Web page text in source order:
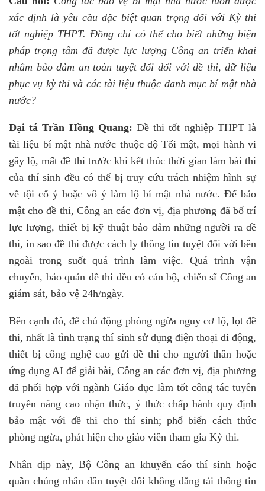
xác định là yêu cầu đặc biệt quan trọng đối với Kỳ thi
tốt nghiệp THPT. Đồng chí có thể cho biết những biện
pháp trọng tâm đã được lực lượng Công an triển khai
nhằm bảo đảm an toàn tuyệt đối đối với đề thi, dữ liệu
phục vụ kỳ thi và các tài liệu thuộc danh mục bí mật nhà
nước?
Đại tá Trần Hồng Quang: Đề thi tốt nghiệp THPT là
tài liệu bí mật nhà nước thuộc độ Tối mật, mọi hành vi
gây lộ, mất đề thi trước khi kết thúc thời gian làm bài thi
của thí sinh đều có thể bị truy cứu trách nhiệm hình sự
về tội cố ý hoặc vô ý làm lộ bí mật nhà nước. Để bảo
mật cho đề thi, Công an các đơn vị, địa phương đã bố trí
lực lượng, thiết bị kỹ thuật bảo đảm những người ra đề
thi, in sao đề thi được cách ly thông tin tuyệt đối với bên
ngoài trong suốt quá trình làm việc. Quá trình vận
chuyển, bảo quản đề thi đều có cán bộ, chiến sĩ Công an
giám sát, bảo vệ 24h/ngày.
Bên cạnh đó, để chủ động phòng ngừa nguy cơ lộ, lọt đề
thi, nhất là tình trạng thí sinh sử dụng điện thoại di động,
thiết bị công nghệ cao gửi đề thi cho người thân hoặc
ứng dụng AI để giải bài, Công an các đơn vị, địa phương
đã phối hợp với ngành Giáo dục làm tốt công tác tuyên
truyền nâng cao nhận thức, ý thức chấp hành quy định
bảo mật với đề thi cho thí sinh; phổ biến cách thức
phòng ngừa, phát hiện cho giáo viên tham gia Kỳ thi.
Nhân dịp này, Bộ Công an khuyến cáo thí sinh hoặc
quần chúng nhân dân tuyệt đối không đăng tải thông tin